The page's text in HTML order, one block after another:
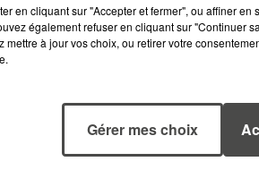
7 août 2026
WEEK-END
GRAND OUEST SE
PRÉPARE À UN...
en cliquant sur "Accepter et fermer", ou affiner
également refuser en cliquant sur "Continuer
mettre à jour vos choix, ou retirer votre
Gérer mes choix